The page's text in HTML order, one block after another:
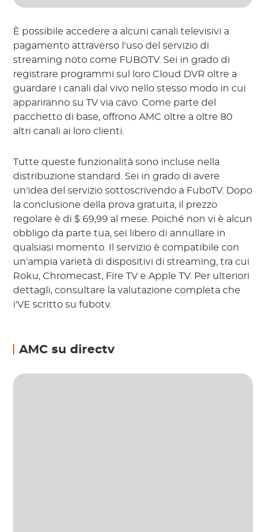
È possibile accedere a alcuni canali televisivi a
pagamento attraverso l'uso del servizio di
streaming noto come FUBOTV. Sei in grado di
registrare programmi sul loro Cloud DVR oltre a
guardare i canali dal vivo nello stesso modo in cui
appariranno su TV via cavo. Come parte del
pacchetto di base, offrono AMC oltre a oltre 80
altri canali ai loro clienti.
Tutte queste funzionalità sono incluse nella
distribuzione standard. Sei in grado di avere
un'idea del servizio sottoscrivendo a FuboTV. Dopo
la conclusione della prova gratuita, il prezzo
regolare è di $ 69,99 al mese. Poiché non vi è alcun
obbligo da parte tua, sei libero di annullare in
qualsiasi momento. Il servizio è compatibile con
un'ampia varietà di dispositivi di streaming, tra cui
Roku, Chromecast, Fire TV e Apple TV. Per ulteriori
dettagli, consultare la valutazione completa che
i'VE scritto su fubotv.
AMC su directv